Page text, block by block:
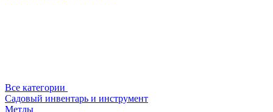
Все категории
Садовый инвентарь и инструмент
Метлы